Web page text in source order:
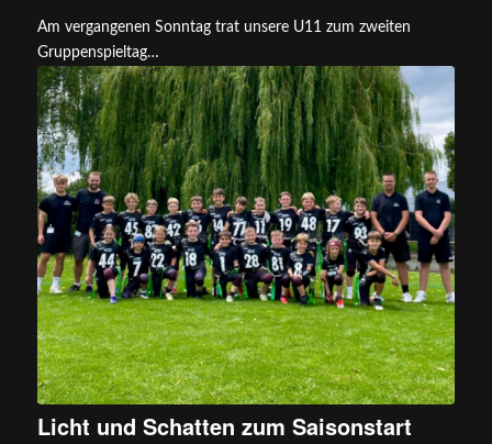
Am vergangenen Sonntag trat unsere U11 zum zweiten
Gruppenspieltag…
Licht und Schatten zum Saisonstart